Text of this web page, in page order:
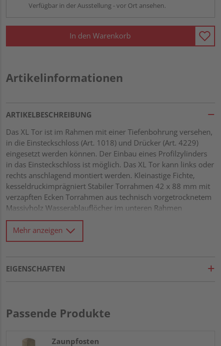
Verfügbar in der Ausstellung - vor Ort ansehen.
In den Warenkorb
Artikelinformationen
ARTIKELBESCHREIBUNG
Das XL Tor ist im Rahmen mit einer Tiefenbohrung versehen,
in die Einsteckschloss (Art. 1018) und Drücker (Art. 4229)
eingesetzt werden können. Der Einbau eines Profilzylinders
in das Einsteckschloss ist möglich. Das XL Tor kann links oder
rechts anschlagend montiert werden. Kleinastige Fichte,
kesseldruckimprägniert Stabiler Torrahmen 42 x 88 mm mit
verzapften Ecken Torrahmen aus technisch vorgetrocknetem
Massivholz Wasserablauflöcher im unteren Rahmen
Glattgehobelte Rundkanten-Lamellen 9 x 95 mm,
überlappend montiert Diagonalverstrebung Alle
Verbindungen aus Edelstahl
Mehr anzeigen
EIGENSCHAFTEN
Passende Produkte
Zaunpfosten